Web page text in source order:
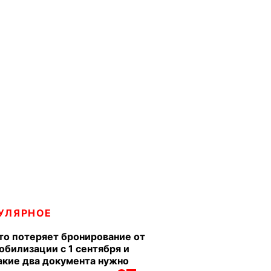
потеряет бронирование от
с 1 сентября и
два документа нужно